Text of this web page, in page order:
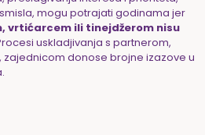
mogu potrajati godinama jer
vrtićarcem ili tinejdžerom nisu
uskladjivanja s partnerom,
donose brojne izazove u